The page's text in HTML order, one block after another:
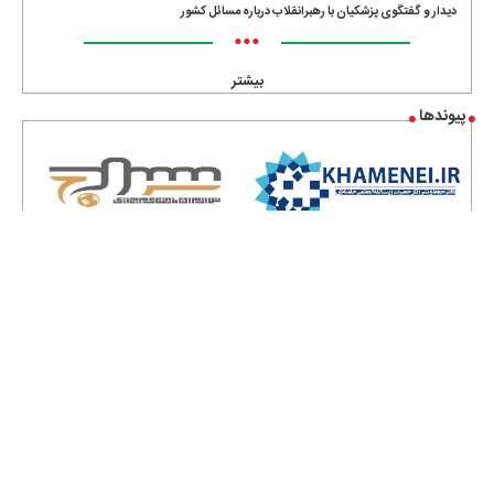
دیدار و گفتگوی پزشکیان با رهبرانقلاب درباره مسائل کشور
•••
بیشتر
پیوندها